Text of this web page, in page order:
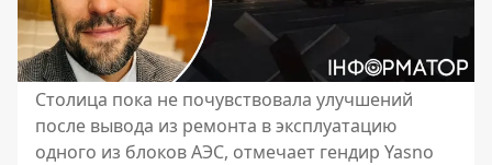
Столица пока не почувствовала улучшений
после вывода из ремонта в эксплуатацию
одного из блоков АЭС, отмечает гендир Yasno